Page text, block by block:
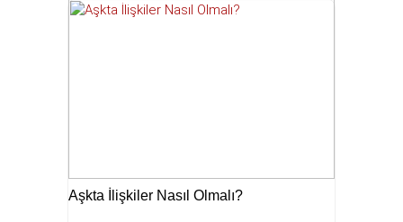
Aşkta İlişkiler Nasıl Olmalı?